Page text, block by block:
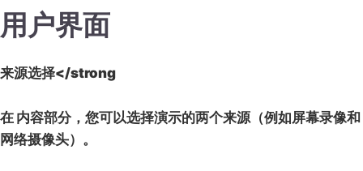
用户界面
来源选择</strong
在 内容部分，您可以选择演示的两个来源（例如屏幕录像和
网络摄像头）。